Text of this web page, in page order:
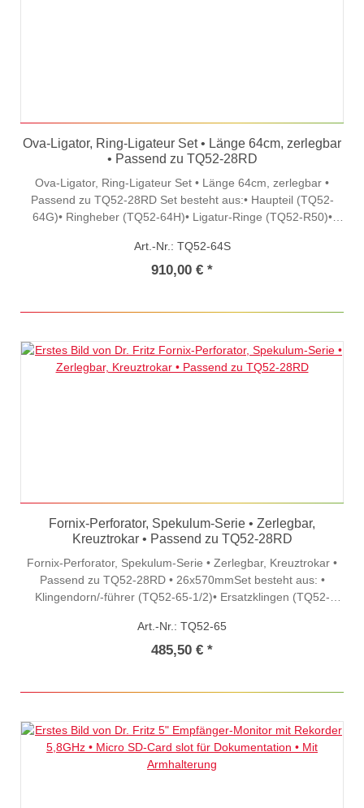
Ova-Ligator, Ring-Ligateur Set • Länge 64cm, zerlegbar
• Passend zu TQ52-28RD
Ova-Ligator, Ring-Ligateur Set • Länge 64cm, zerlegbar •
Passend zu TQ52-28RD Set besteht aus:• Haupteil (TQ52-
64G)• Ringheber (TQ52-64H)• Ligatur-Ringe (TQ52-R50)•
Zwecke
Art.-Nr.: TQ52-64S
910,00 € *
Fornix-Perforator, Spekulum-Serie • Zerlegbar,
Kreuztrokar • Passend zu TQ52-28RD
Fornix-Perforator, Spekulum-Serie • Zerlegbar, Kreuztrokar •
Passend zu TQ52-28RD • 26x570mmSet besteht aus: •
Klingendorn/-führer (TQ52-65-1/2)• Ersatzklingen (TQ52-
Schutzkappen***Nur für den Veterinärgebrauch
Art.-Nr.: TQ52-65
485,50 € *